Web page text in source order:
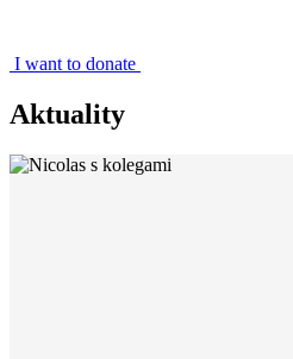
I want to donate
Aktuality